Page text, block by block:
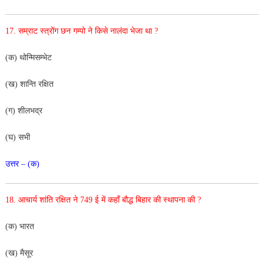
17. सम्राट स्त्रोंग छन गम्पो ने किसे नालंदा भेजा था ?
(क) थोन्मिसम्भेट
(ख) शान्ति रक्षित
(ग) शीलभद्र
(घ) सभी
उत्तर – (क)
18. आचार्य शांति रक्षित ने 749 ई में कहाँ बौद्ध बिहार की स्थापना की ?
(क) भारत
(ख) मैसूर